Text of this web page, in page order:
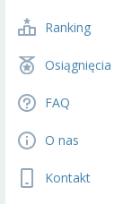
Ranking
Osiągnięcia
FAQ
O nas
Kontakt